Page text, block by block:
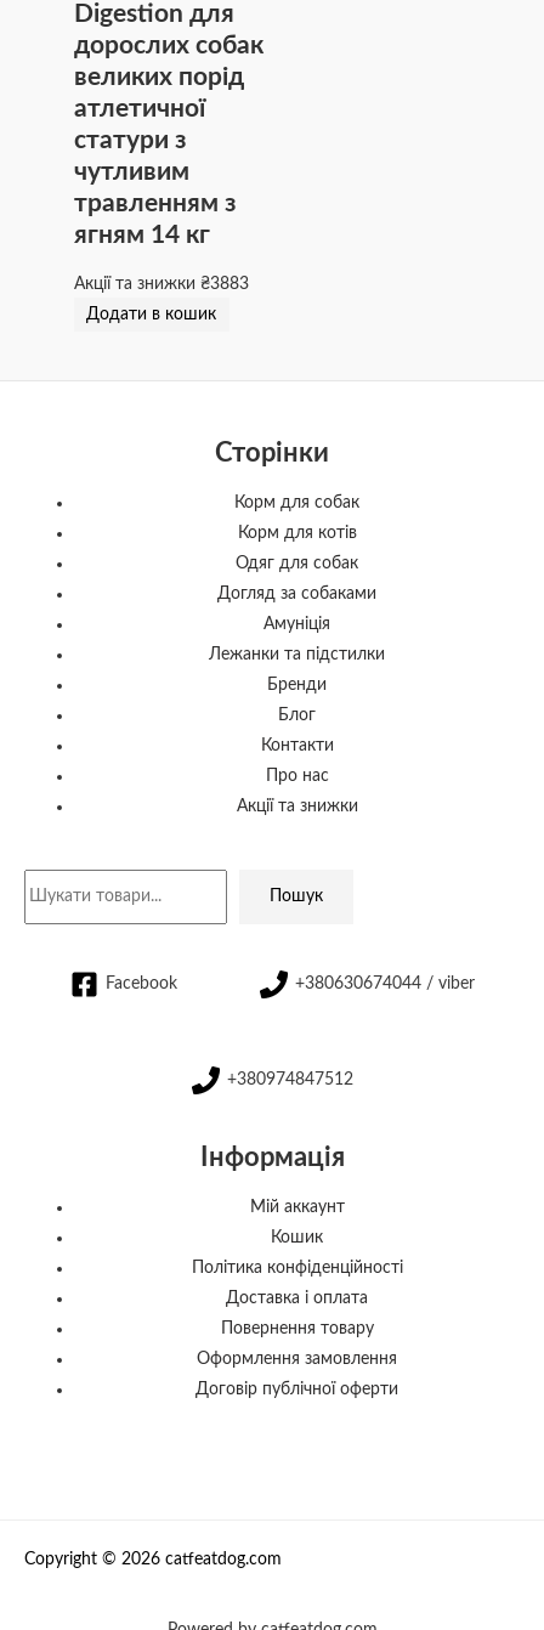
Digestion для
дорослих собак
великих порід
атлетичної
статури з
чутливим
травленням з
ягням 14 кг
Акції та знижки₴3883
Додати в кошик
Сторінки
Корм для собак
Корм для котів
Одяг для собак
Догляд за собаками
Амуніція
Лежанки та підстилки
Бренди
Блог
Контакти
Про нас
Акції та знижки
Пошук
Facebook +380630674044 / viber
+380974847512
Інформація
Мій аккаунт
Кошик
Політика конфіденційності
Доставка і оплата
Повернення товару
Оформлення замовлення
Договір публічної оферти
Copyright © 2026 catfeatdog.com